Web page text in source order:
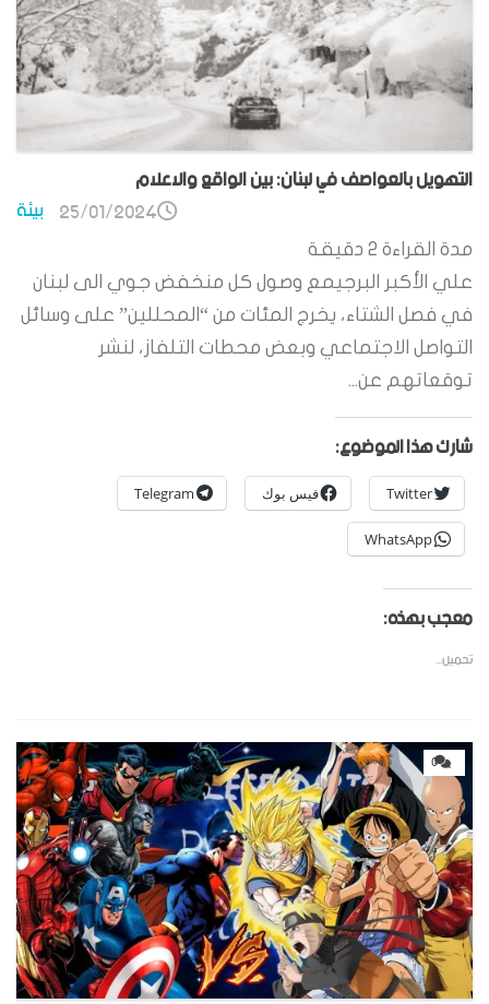
التهويل بالعواصف في لبنان: بين الواقع والاعلام
بيئة 25/01/2024
مدة القراءة 2 دقيقة
علي الأكبر البرجيمع وصول كل منخفض جوي الى لبنان
في فصل الشتاء، يخرج المئات من “المحللين” على وسائل
التواصل الاجتماعي وبعض محطات التلفاز، لنشر
توقعاتهم عن...
شارك هذا الموضوع:
Twitter فيس بوك Telegram
WhatsApp
معجب بهذه:
تحميل...
0